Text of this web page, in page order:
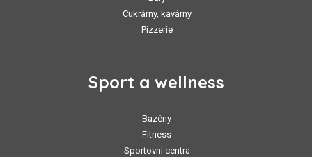
Cukrárny, kavárny
Pizzerie
Sport a wellness
Bazény
Fitness
Sportovní centra